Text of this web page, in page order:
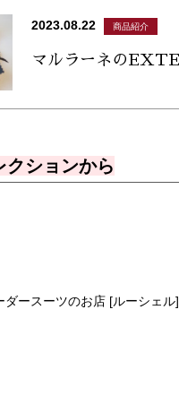
2023.08.22 商品紹介
マルラーネの
クションから
ダースーツのお店 [ルーシ